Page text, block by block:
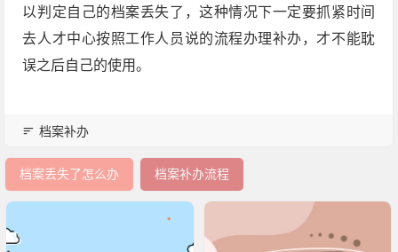
以判定自己的档案丢失了，这种情况下一定要抓紧时间
去人才中心按照工作人员说的流程办理补办，才不能耽
误之后自己的使用。
档案补办
档案丢失了怎么办 档案补办流程